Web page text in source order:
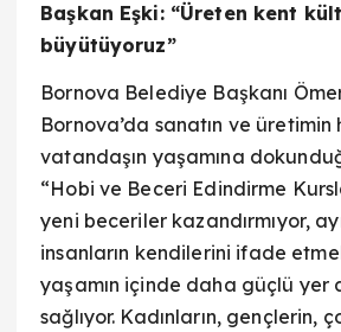
Başkan Eşki: “Üreten kent
büyütüyoruz”
Bornova Belediye Başkanı
Bornova’da sanatın ve
vatandaşın yaşamına
“Hobi ve Beceri Edindirme
yeni beceriler kazandırmıyor,
insanların kendilerini ifade
yaşamın içinde daha güçlü yer
sağlıyor. Kadınların, gençlerin,